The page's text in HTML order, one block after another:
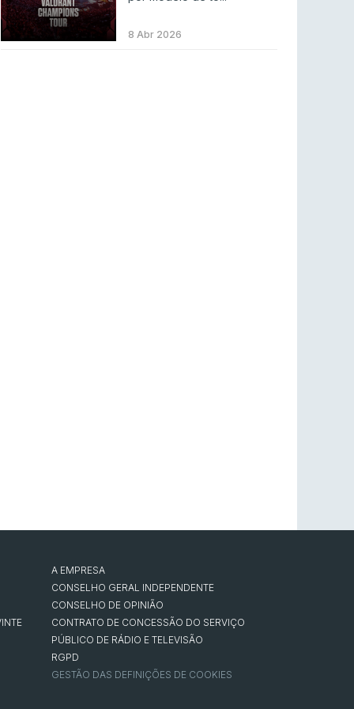
COUNTER-STRIKE 2 ago 2026
Setembro recheado de LANs em Portugal
8 Abr 2026
A EMPRESA
CONSELHO GERAL INDEPENDENTE
CONSELHO DE OPINIÃO
CONTRATO DE CONCESSÃO DO SERVIÇO
PÚBLICO DE RÁDIO E TELEVISÃO
RGPD
GESTÃO DAS DEFINIÇÕES DE COOKIES